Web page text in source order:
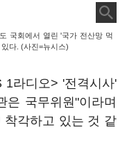
국회에서 열린 '국가 전산망 먹
다. (사진=뉴시스)
1라디오> '전격시사'
은 국무위원"이라며
착각하고 있는 것 같